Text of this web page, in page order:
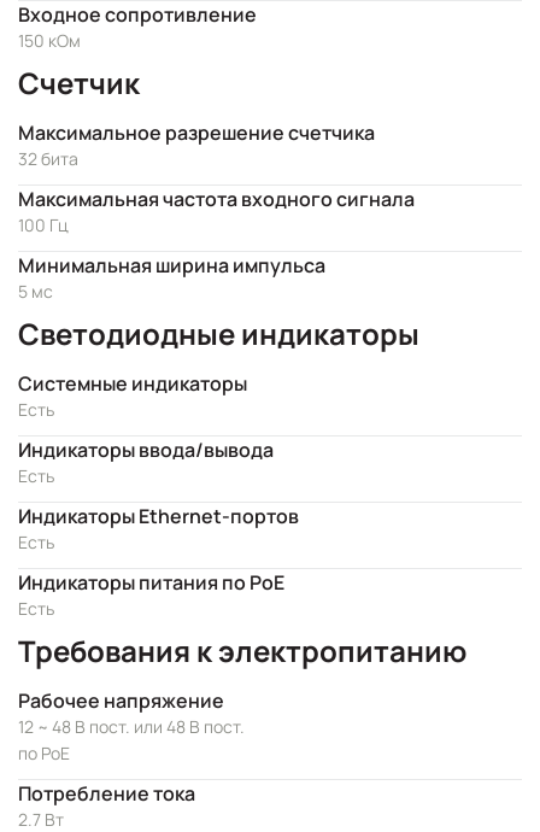
Входное сопротивление
150 кОм
Счетчик
Максимальное разрешение счетчика
32 бита
Максимальная частота входного сигнала
100 Гц
Минимальная ширина импульса
5 мс
Светодиодные индикаторы
Системные индикаторы
Есть
Индикаторы ввода/вывода
Есть
Индикаторы Ethernet-портов
Есть
Индикаторы питания по PoE
Есть
Требования к электропитанию
Рабочее напряжение
12 ~ 48 В пост. или 48 В пост.
по PoE
Потребление тока
2.7 Вт